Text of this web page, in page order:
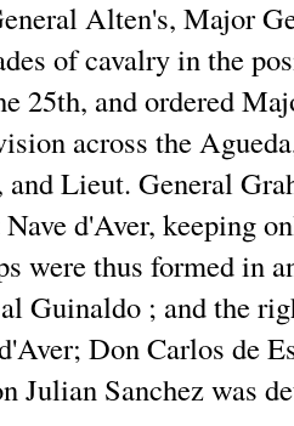
Alten's, Major
of cavalry in the
25th, and ordered
across the
Lieut. General
d'Aver, keeping
were thus formed in
Guinaldo ; and the
Don Carlos de
Julian Sanchez was